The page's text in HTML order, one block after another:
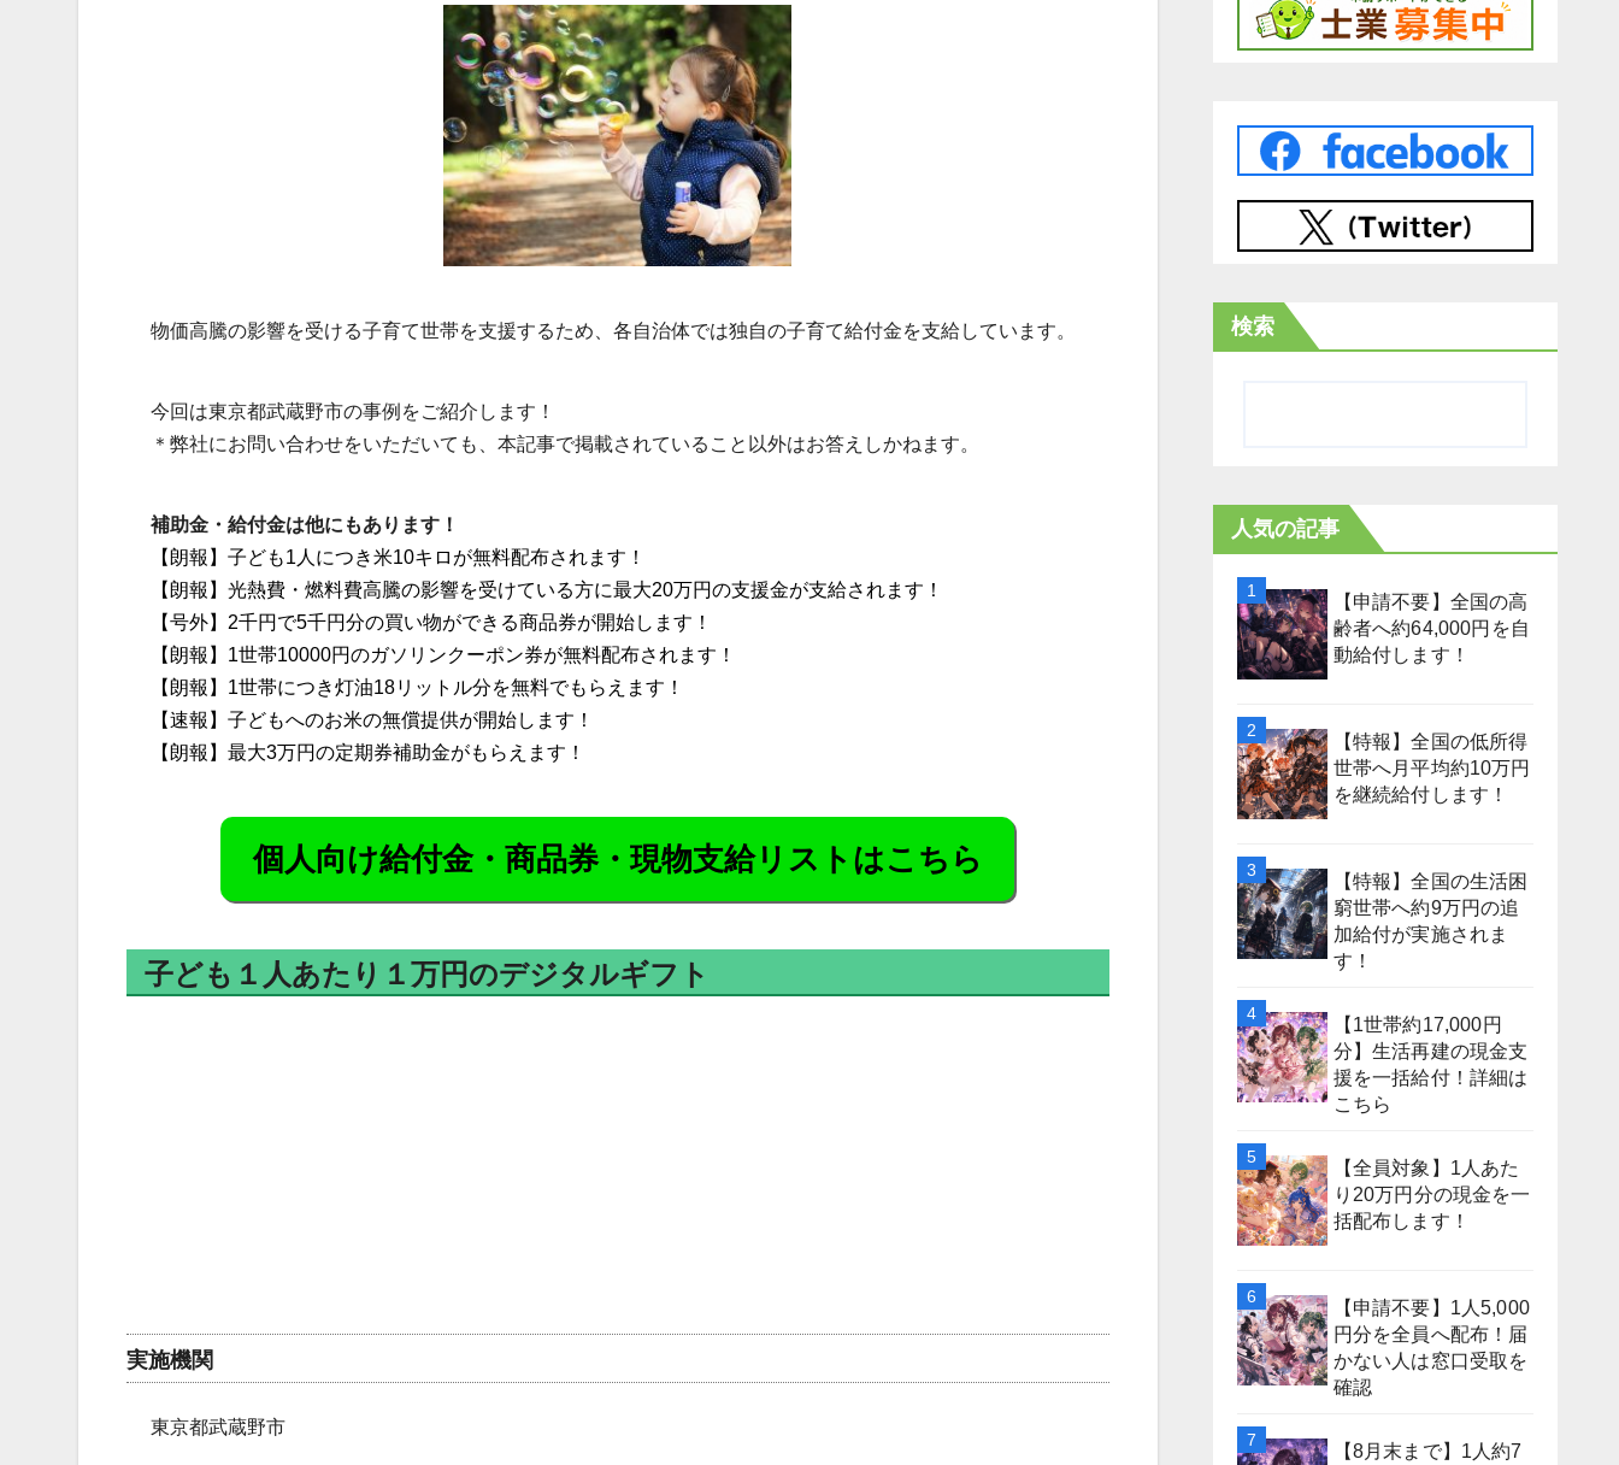
物価高騰の影響を受ける子育て世帯を支援するため、各自治体では独自の子育て給付金を支給しています。
今回は東京都武蔵野市の事例をご紹介します！
＊弊社にお問い合わせをいただいても、本記事で掲載されていること以外はお答えしかねます。
補助金・給付金は他にもあります！
【朗報】子ども1人につき米10キロが無料配布されます！
【朗報】光熱費・燃料費高騰の影響を受けている方に最大20万円の支援金が支給されます！
【号外】2千円で5千円分の買い物ができる商品券が開始します！
【朗報】1世帯10000円のガソリンクーポン券が無料配布されます！
【朗報】1世帯につき灯油18リットル分を無料でもらえます！
【速報】子どもへのお米の無償提供が開始します！
【朗報】最大3万円の定期券補助金がもらえます！
個人向け給付金・商品券・現物支給リストはこちら
子ども１人あたり１万円のデジタルギフト
実施機関
東京都武蔵野市
検索
人気の記事
【申請不要】全国の高
齢者へ約64,000円を自
動給付します！
【特報】全国の低所得
世帯へ月平均約10万円
を継続給付します！
【特報】全国の生活困
窮世帯へ約9万円の追
加給付が実施されま
す！
【1世帯約17,000円
分】生活再建の現金支
援を一括給付！詳細は
こちら
【全員対象】1人あた
り20万円分の現金を一
括配布します！
【申請不要】1人5,000
円分を全員へ配布！届
かない人は窓口受取を
確認
【8月末まで】1人約7